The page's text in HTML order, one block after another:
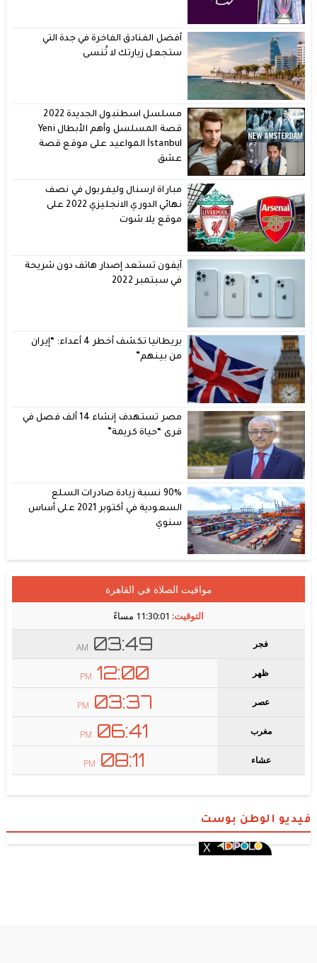
أفضل الفنادق الفاخرة في جدة التي
ستجعل زيارتك لا تُنسى
مسلسل اسطنبول الجديدة 2022
قصة المسلسل وأهم الأبطال Yeni
İstanbul المواعيد على موقع قصة
عشق
مباراة ارسنال وليفربول في نصف
نهائي الدوري الانجليزي 2022 على
موقع يلا شوت
آيفون تستعد إصدار هاتف دون شريحة
في سبتمبر 2022
بريطانيا تكشف أخطر 4 أعداء: “إيران
من بينهم”
مصر تستهدف إنشاء 14 ألف فصل في
قرى “حياة كريمة”
90% نسبة زيادة صادرات السلع
السعودية في أكتوبر 2021 على أساس
سنوي
فيديو الوطن بوست